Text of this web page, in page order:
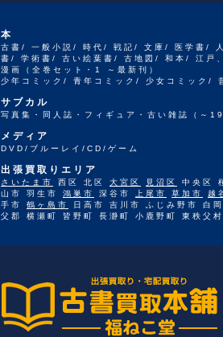
本
古書/ 一般小説/ 時代/ 戦記/ 文庫/ 医学書/
書/ 学術書/ 古い絵葉書/ 古地図/ 和本/ 江戸
漫画（全巻セット・1 ～最新刊）
少年コミック/ 青年コミック/ 少女コミック/
サブカル
写真集・同人誌・フィギュア・古い雑誌（～
メディア
DVD/ブルーレイ/CD/ゲーム
出張買取りエリア
さいたま市 西区 北区 大宮区 見沼区
中央区
山市 羽生市 鴻巣市 深谷市 上尾市 草加市
越
手市 鶴ヶ島市
日高市 吉川市 ふじみ野市 白
父郡 横瀬町 皆野町 長瀞町 小鹿野町 東秩父